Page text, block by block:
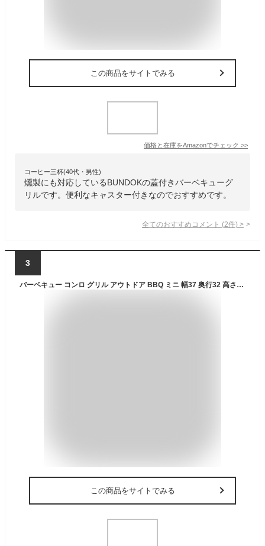
この商品をサイトでみる
価格と在庫をAmazonでチェック >>
コーヒー三杯(40代・男性)
燻製にも対応しているBUNDOKの蓋付きバーベキューグ
リルです。便利なキャスター付きなのでおすすめです。
全てのおすすめコメント (2件) >
3
バーベキュー コンロ グリル アウトドア BBQ ミニ 幅37 奥行32 高さ30 ほうろう 焚火台 スモーク 組立簡単 フタ付き 網付き 便利
この商品をサイトでみる